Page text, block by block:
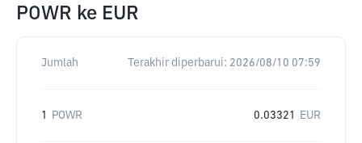
POWR ke EUR
Jumlah Terakhir diperbarui: 2026/08/10 07:59
1 POWR 0.03321 EUR